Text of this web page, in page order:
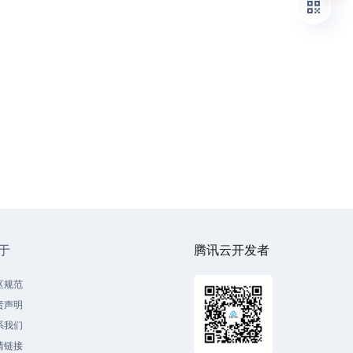
规范
声明
我们
链接
腾讯云开发者